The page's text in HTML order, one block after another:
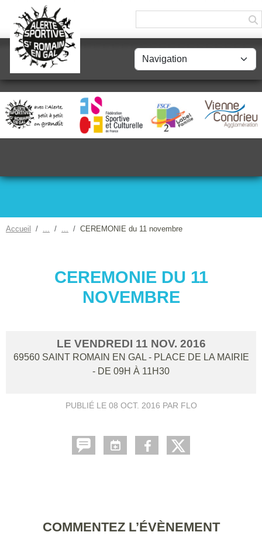
Accueil CEREMONIE du 11 novembre
CEREMONIE DU 11
NOVEMBRE
LE VENDREDI 11 NOV. 2016
69560 SAINT ROMAIN EN GAL - PLACE DE LA MAIRIE
- DE 09H À 11H30
PUBLIÉ LE 08 OCT. 2016 PAR FLO
COMMENTEZ L’ÉVÈNEMENT
Panneau de gestion des cookies